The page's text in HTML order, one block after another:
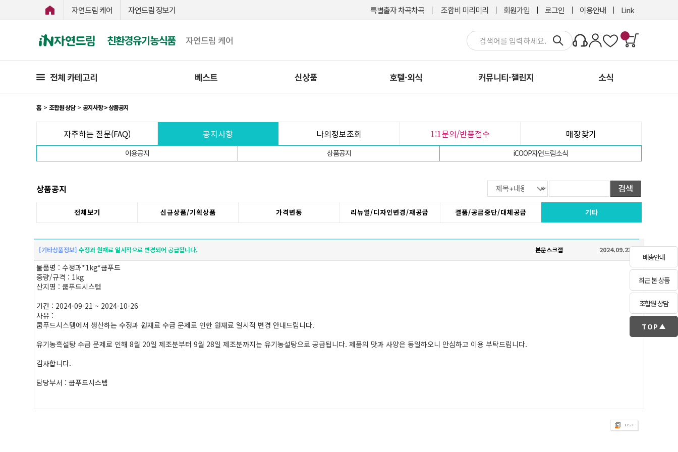
자연드림 케어 자연드림 장보기 특별출자 차곡차곡 조합비 미리미리 회원가입 로그인 이용안내 Link
친환경유기농식품 자연드림 케어
전체 카테고리 베스트 신상품 호텔·외식 커뮤니티·챌린지 소식
배송안내
최근 본 상품
조합원 상담
TOP
홈> 조합원 상담> 공지사항 > 상품공지
자주하는 질문(FAQ) 공지사항 나의정보조회 1:1문의/반품접수 매장찾기
이용공지 상품공지 iCOOP자연드림소식
상품공지
전체보기 신규상품/기획상품 가격변동 리뉴얼/디자인변경/재공급 결품/공급중단/대체공급 기타
[기타상품정보] 수정과 원재료 일시적으로 변경되어 공급됩니다. 본문스크랩 2024.09.23
물품명 : 수정과*1kg*쿱푸드
중량/규격 : 1kg
산지명 : 쿱푸드시스템
기간 : 2024-09-21 ~ 2024-10-26
사유 :
쿱푸드시스템에서 생산하는 수정과 원재료 수급 문제로 인한 원재료 일시적 변경 안내드립니다.
유기농흑설탕 수급 문제로 인해 8월 20일 제조분부터 9월 28일 제조분까지는 유기농설탕으로 공급됩니다. 제품의 맛과 사양은 동일하오니 안심하고 이용 부탁드립니다.
감사합니다.
담당부서 : 쿱푸드시스템